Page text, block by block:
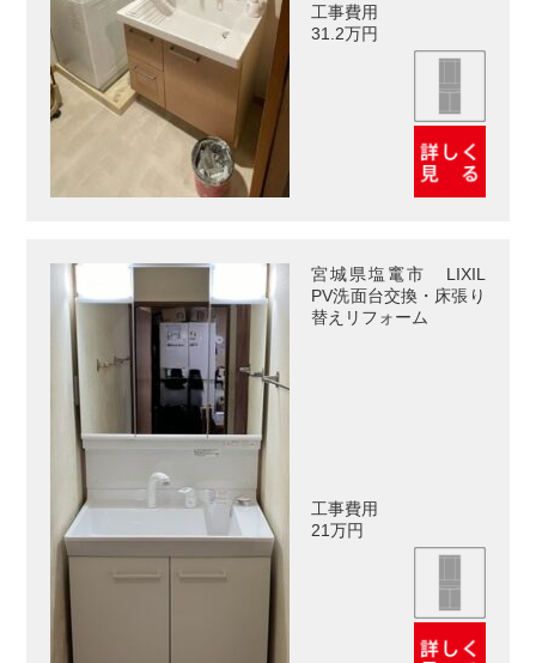
工事費用
31.2万円
宮城県塩竃市 LIXIL
PV洗面台交換・床張り
替えリフォーム
工事費用
21万円